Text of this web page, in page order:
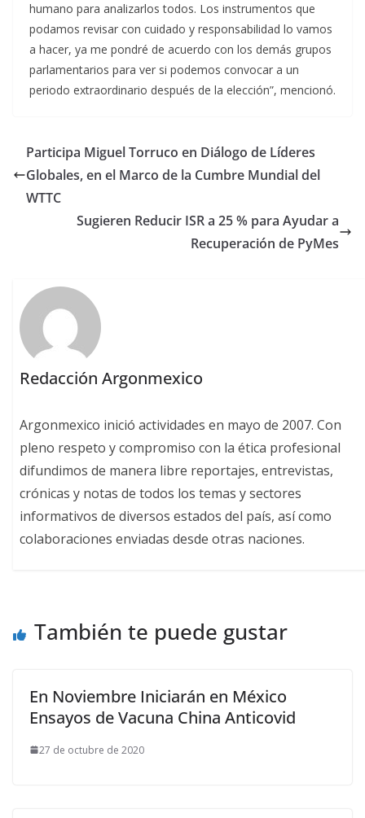
humano para analizarlos todos. Los instrumentos que
podamos revisar con cuidado y responsabilidad lo vamos
a hacer, ya me pondré de acuerdo con los demás grupos
parlamentarios para ver si podemos convocar a un
periodo extraordinario después de la elección”, mencionó.
Participa Miguel Torruco en Diálogo de Líderes
Globales, en el Marco de la Cumbre Mundial del
WTTC
Sugieren Reducir ISR a 25 % para Ayudar a
Recuperación de PyMes
Redacción Argonmexico
Argonmexico inició actividades en mayo de 2007. Con
pleno respeto y compromiso con la ética profesional
difundimos de manera libre reportajes, entrevistas,
crónicas y notas de todos los temas y sectores
informativos de diversos estados del país, así como
colaboraciones enviadas desde otras naciones.
También te puede gustar
En Noviembre Iniciarán en México
Ensayos de Vacuna China Anticovid
27 de octubre de 2020